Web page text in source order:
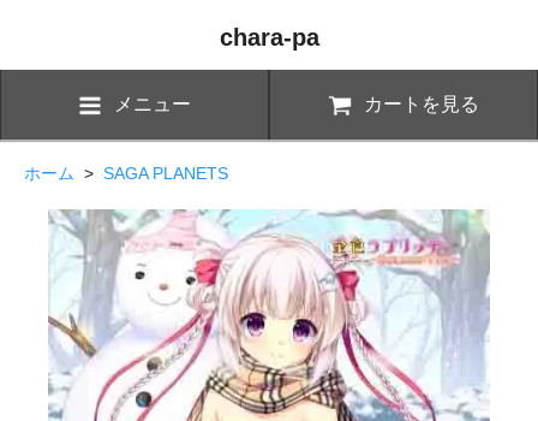
chara-pa
メニュー カートを見る
ホーム > SAGA PLANETS